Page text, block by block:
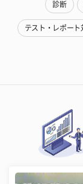
診断
テスト・レポート